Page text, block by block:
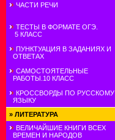
ЧАСТИ РЕЧИ
ТЕСТЫ В ФОРМАТЕ ОГЭ.
5 КЛАСС
ПУНКТУАЦИЯ В ЗАДАНИЯХ И
ОТВЕТАХ
САМОСТОЯТЕЛЬНЫЕ
РАБОТЫ.10 КЛАСС
КРОССВОРДЫ ПО РУССКОМУ
ЯЗЫКУ
» ЛИТЕРАТУРА
ВЕЛИЧАЙШИЕ КНИГИ ВСЕХ
ВРЕМЕН И НАРОДОВ